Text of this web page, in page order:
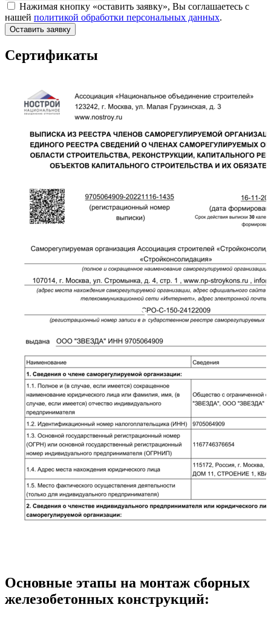
Нажимая кнопку «оставить заявку», Вы соглашаетесь с
нашей политикой обработки персональных данных.
Оставить заявку
Сертификаты
Основные этапы на монтаж сборных
железобетонных конструкций: